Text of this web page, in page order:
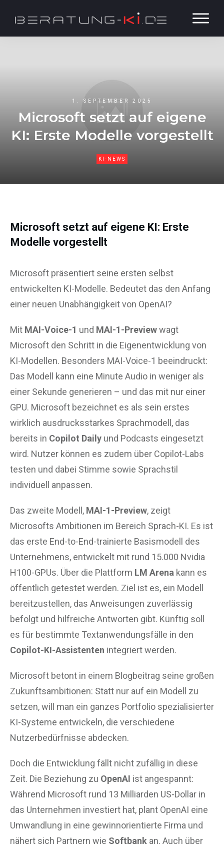
1. SEPTEMBER 2025
Microsoft setzt auf eigene
KI: Erste Modelle vorgestellt
KI-NEWS
Microsoft setzt auf eigene KI: Erste
Modelle vorgestellt
Microsoft präsentiert seine ersten selbst
entwickelten KI-Modelle. Bedeutet das den Anfang
einer neuen Unabhängigkeit von OpenAI?
Mit MAI-Voice-1 und MAI-1-Previewwagt
Microsoft den Schritt in die Eigenentwicklung von
KI-Modellen. Besonders MAI-Voice-1 beeindruckt:
Das Modell kann eine Minute Audio in weniger als
einer Sekunde generieren – und das mit nur einer
GPU. Microsoft bezeichnet es als sein erstes
wirklich ausdrucksstarkes Sprachmodell, das
bereits in Copilot Daily und Podcasts eingesetzt
wird. Nutzer können es zudem über Copilot-Labs
testen und dabei Stimme sowie Sprachstil
individuell anpassen.
Das zweite Modell, MAI-1-Preview, zeigt
Microsofts Ambitionen im Bereich Sprach-KI. Es ist
das erste End-to-End-trainierte Basismodell des
Unternehmens, entwickelt mit rund 15.000 Nvidia
H100-GPUs. Über die Plattform LM Arena kann es
öffentlich getestet werden. Ziel ist es, ein Modell
bereitzustellen, das Anweisungen zuverlässig
befolgt und hilfreiche Antworten gibt. Künftig soll
es für bestimmte Textanwendungsfälle in den
Copilot-KI-Assistenten integriert werden.
Microsoft betont in einem Blogbeitrag seine großen
Zukunftsambitionen: Statt nur auf ein Modell zu
setzen, will man ein ganzes Portfolio spezialisierter
KI-Systeme entwickeln, die verschiedene
Nutzerbedürfnisse abdecken.
Doch die Entwicklung fällt nicht zufällig in diese
Zeit. Die Beziehung zu OpenAI ist angespannt:
Während Microsoft rund 13 Milliarden US-Dollar in
das Unternehmen investiert hat, plant OpenAI eine
Umwandlung in eine gewinnorientierte Firma und
nähert sich Partnern wie Softbank an. Auch über